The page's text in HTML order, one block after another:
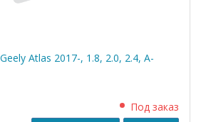
Atlas 2017-, 1.8, 2.0, 2.4, A-
Под заказ